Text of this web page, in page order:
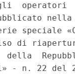
operatori
speciale
di
della
- n. 22 del